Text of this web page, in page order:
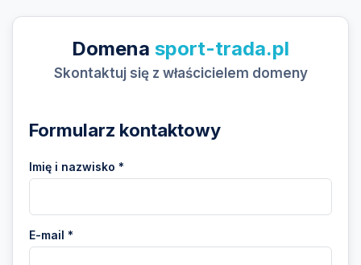
Domena sport-trada.pl
Skontaktuj się z właścicielem domeny
Formularz kontaktowy
Imię i nazwisko *
E-mail *